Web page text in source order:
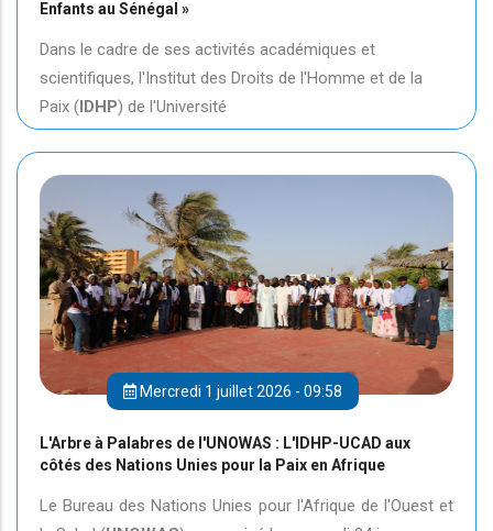
Enfants au Sénégal »
Dans le cadre de ses activités académiques et
scientifiques, l'Institut des Droits de l'Homme et de la
Paix (IDHP) de l'Université
Mercredi 1 juillet 2026 - 09:58
L'Arbre à Palabres de l'UNOWAS : L'IDHP-UCAD aux
côtés des Nations Unies pour la Paix en Afrique
Le Bureau des Nations Unies pour l'Afrique de l'Ouest et